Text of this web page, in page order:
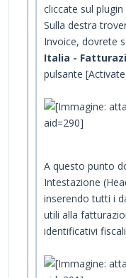
cliccate sul plugin
Sulla destra
Invoice, dovrete
Italia -
pulsante
A questo punto
Intestazione
inserendo tutti i
utili alla
identificativi